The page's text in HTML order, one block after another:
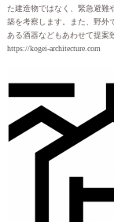
た建造物ではなく、緊急避難
築を考察します。また、野外
ある酒器などもあわせて提案
https://kogei-architecture.com